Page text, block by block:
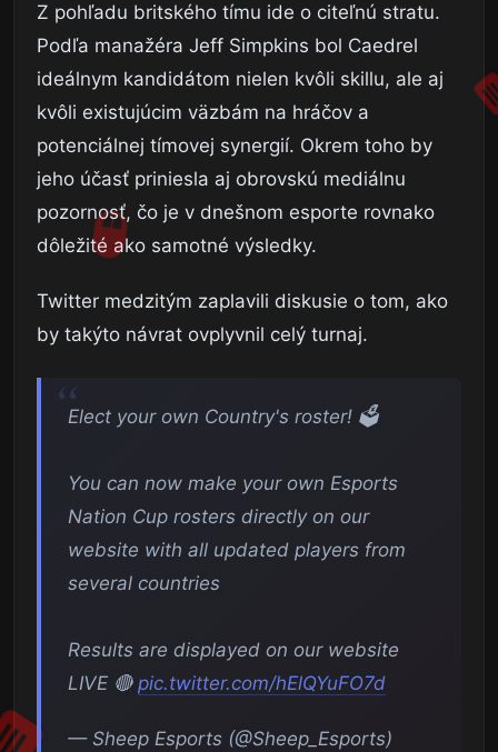
Z pohľadu britského tímu ide o citeľnú stratu.
Podľa manažéra Jeff Simpkins bol Caedrel
ideálnym kandidátom nielen kvôli skillu, ale aj
kvôli existujúcim väzbám na hráčov a
potenciálnej tímovej synergií. Okrem toho by
jeho účasť priniesla aj obrovskú mediálnu
pozornosť, čo je v dnešnom esporte rovnako
dôležité ako samotné výsledky.
Twitter medzitým zaplavili diskusie o tom, ako
by takýto návrat ovplyvnil celý turnaj.
Elect your own Country's roster! 🗳️
You can now make your own Esports
Nation Cup rosters directly on our
website with all updated players from
several countries
Results are displayed on our website
LIVE 🔴 pic.twitter.com/hElQYuFO7d
— Sheep Esports (@Sheep_Esports)